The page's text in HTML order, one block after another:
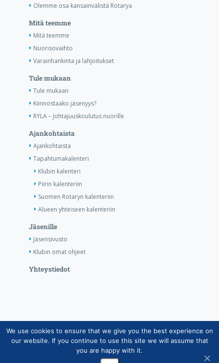
Olemme osa kansainvälistä Rotarya
Mitä teemme
Mitä teemme
Nuorisovaihto
Varainhankinta ja lahjoitukset
Tule mukaan
Tule mukaan
Kiinnostaako jäsenyys?
RYLA – Johtajuuskoulutus nuorille
Ajankohtaista
Ajankohtaista
Tapahtumakalenteri
Klubin kalenteri
Piirin kalenteriin
Suomen Rotaryn kalenteriin
Alueen yhteiseen kalenteriin
Jäsenille
Jäsensivusto
Klubin omat ohjeet
Yhteystiedot
Copyright © Suomen Rotarypalvelu ry 2026 |
Jäsentietojärjestelmän tietosuojaseloste| Henkilötietojen
käsittely Rotarytoiminnassa
We use cookies to ensure that we give you the best experience on
our website. If you continue to use this site we will assume that
you are happy with it.